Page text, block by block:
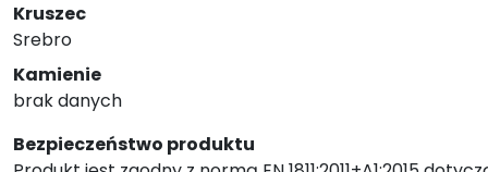
Kruszec
Srebro
Kamienie
brak danych
Bezpieczeństwo produktu